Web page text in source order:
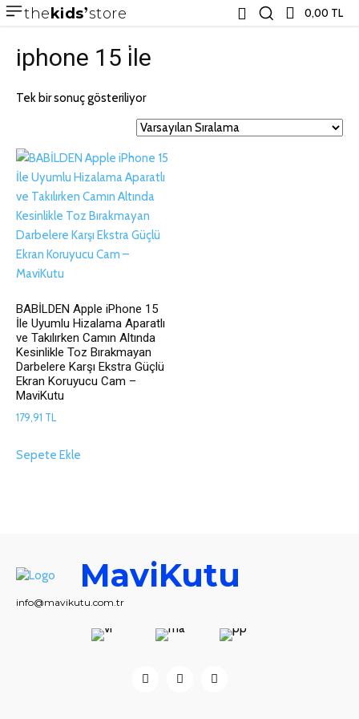
thekids store 0,00 TL
iphone 15 i̇le
Tek bir sonuç gösteriliyor
BABİLDEN Apple iPhone 15
İle Uyumlu Hizalama Aparatlı
ve Takılırken Camın Altında
Kesinlikle Toz Bırakmayan
Darbelere Karşı Ekstra Güçlü
Ekran Koruyucu Cam –
MaviKutu
179,91 TL
Sepete Ekle
MaviKutu
info@mavikutu.com.tr